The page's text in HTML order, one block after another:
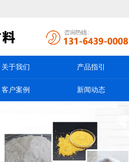
关于我们 产品指引
客户案例 新闻动态